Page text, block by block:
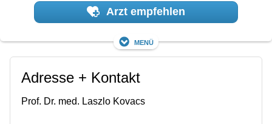
Arzt empfehlen
Menü
Adresse + Kontakt
Prof. Dr. med. Laszlo Kovacs